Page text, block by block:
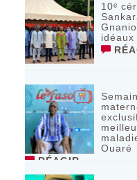
10ᵉ
Ouaré
RÉAGIR